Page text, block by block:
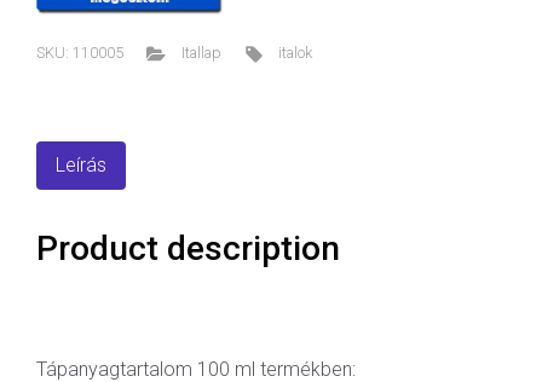
SKU: 110005 Itallap italok
Leírás
Product description
Tápanyagtartalom 100 ml termékben: